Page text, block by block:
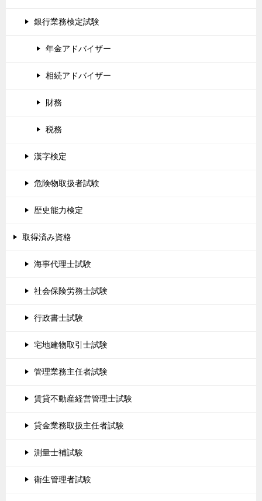
銀行業務検定試験
年金アドバイザー
相続アドバイザー
財務
税務
漢字検定
危険物取扱者試験
歴史能力検定
取得済み資格
海事代理士試験
社会保険労務士試験
行政書士試験
宅地建物取引士試験
管理業務主任者試験
賃貸不動産経営管理士試験
貸金業務取扱主任者試験
測量士補試験
衛生管理者試験